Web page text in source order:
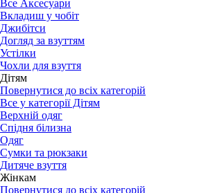
Все Аксесуари
Вкладиш у чобіт
Джибітси
Догляд за взуттям
Устілки
Чохли для взуття
Дітям
Повернутися до всіх категорій
Все у категорії Дітям
Верхній одяг
Спідня білизна
Одяг
Сумки та рюкзаки
Дитяче взуття
Жінкам
Повернутися до всіх категорій